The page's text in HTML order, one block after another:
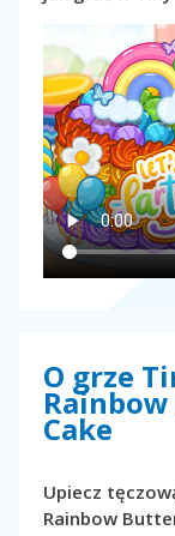
O grze
Cake
Upiecz
Rainbow